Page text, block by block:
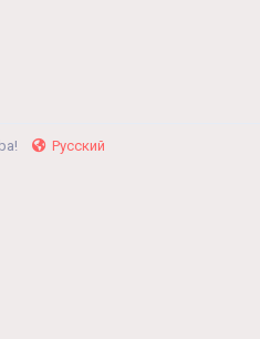
Русский